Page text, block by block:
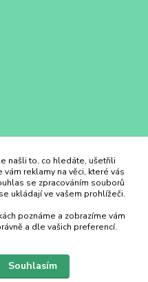
našli to, co hledáte, ušetřili
reklamy na věci, které vás
se zpracováním souborů
ukládají ve vašem prohlížeči.
poznáme a zobrazíme vám
a dle vašich preferencí.
Souhlasím